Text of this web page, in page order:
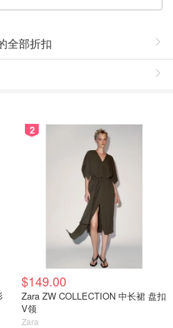
全部折扣
2
$149.00
Zara ZW COLLECTION 中长裙 盘扣
V领
Zara